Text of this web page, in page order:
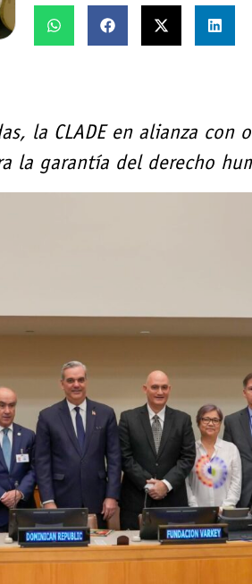
la CLADE en alianza con
la garantía del derecho